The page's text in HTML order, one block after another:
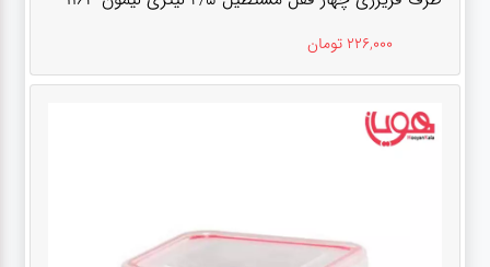
226,000 تومان